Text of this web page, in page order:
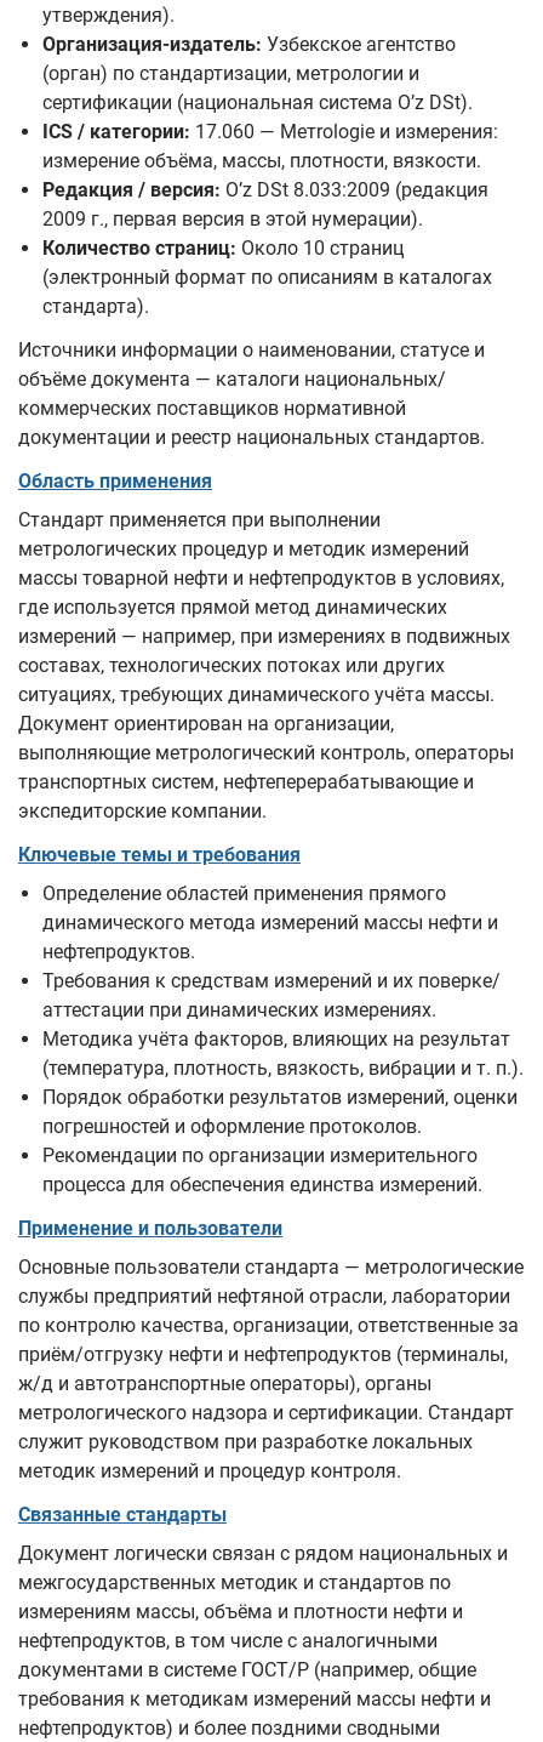
утверждения).
Организация-издатель: Узбекское агентство
(орган) по стандартизации, метрологии и
сертификации (национальная система O’z DSt).
ICS / категории: 17.060 — Метrologie и измерения:
измерение объёма, массы, плотности, вязкости.
Редакция / версия: O’z DSt 8.033:2009 (редакция
2009 г., первая версия в этой нумерации).
Количество страниц: Около 10 страниц
(электронный формат по описаниям в каталогах
стандарта).
Источники информации о наименовании, статусе и
объёме документа — каталоги национальных/
коммерческих поставщиков нормативной
документации и реестр национальных стандартов.
Область применения
Стандарт применяется при выполнении
метрологических процедур и методик измерений
массы товарной нефти и нефтепродуктов в условиях,
где используется прямой метод динамических
измерений — например, при измерениях в подвижных
составах, технологических потоках или других
ситуациях, требующих динамического учёта массы.
Документ ориентирован на организации,
выполняющие метрологический контроль, операторы
транспортных систем, нефтеперерабатывающие и
экспедиторские компании.
Ключевые темы и требования
Определение областей применения прямого
динамического метода измерений массы нефти и
нефтепродуктов.
Требования к средствам измерений и их поверке/
аттестации при динамических измерениях.
Методика учёта факторов, влияющих на результат
(температура, плотность, вязкость, вибрации и т. п.).
Порядок обработки результатов измерений, оценки
погрешностей и оформление протоколов.
Рекомендации по организации измерительного
процесса для обеспечения единства измерений.
Применение и пользователи
Основные пользователи стандарта — метрологические
службы предприятий нефтяной отрасли, лаборатории
по контролю качества, организации, ответственные за
приём/отгрузку нефти и нефтепродуктов (терминалы,
ж/д и автотранспортные операторы), органы
метрологического надзора и сертификации. Стандарт
служит руководством при разработке локальных
методик измерений и процедур контроля.
Связанные стандарты
Документ логически связан с рядом национальных и
межгосударственных методик и стандартов по
измерениям массы, объёма и плотности нефти и
нефтепродуктов, в том числе с аналогичными
документами в системе ГОСТ/Р (например, общие
требования к методикам измерений массы нефти и
нефтепродуктов) и более поздними сводными